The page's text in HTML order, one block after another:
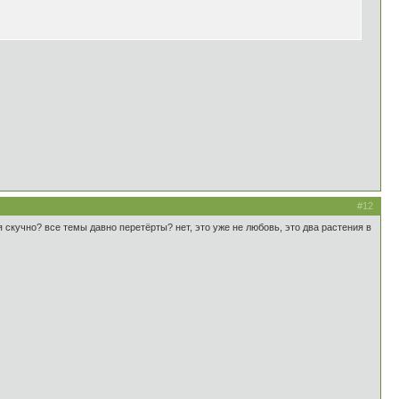
#12
все темы давно перетёрты? нет, это уже не любовь, это два растения в